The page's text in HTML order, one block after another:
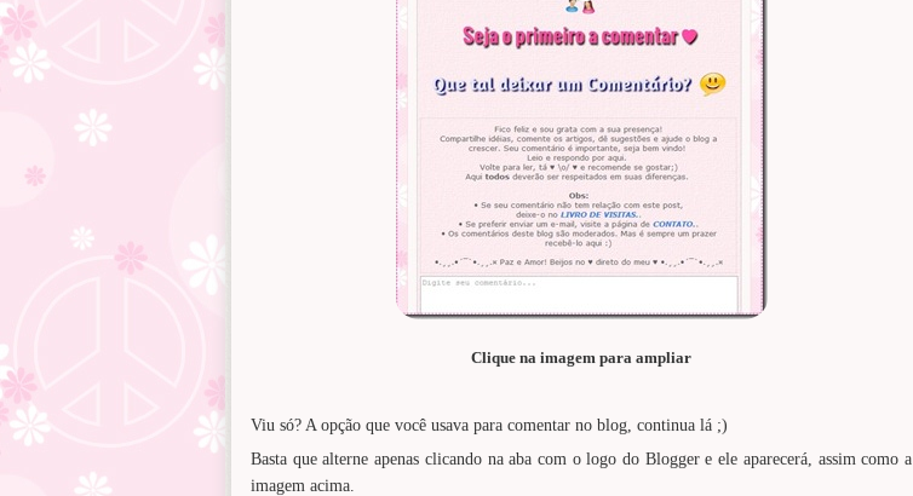
Clique na imagem para ampliar
Viu só? A opção que você usava para comentar no blog, continua lá ;)
Basta que alterne apenas clicando na aba com o logo do Blogger e ele aparecerá, assim como a
imagem acima.